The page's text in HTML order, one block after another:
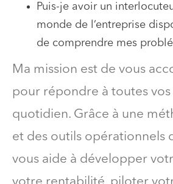
Puis-je avoir un
monde de l’entreprise
de comprendre mes
Ma mission est de vous
pour répondre à toutes
quotidien. Grâce à une
et des outils opérationnels
vous aide à développer